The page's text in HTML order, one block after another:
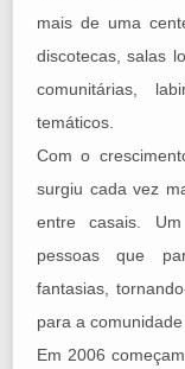
mais de uma
discotecas, salas
comunitárias,
temáticos.
Com o
surgiu cada vez
entre casais.
pessoas que
fantasias,
para a comunidade
Em 2006